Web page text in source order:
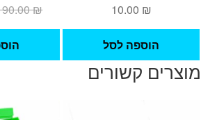
10.00 ₪
הוספה לסל
₪
מוצרים קשורים